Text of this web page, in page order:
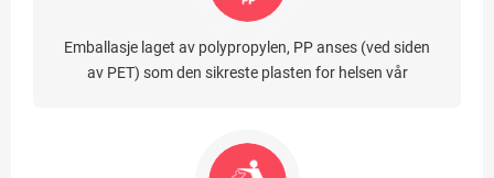
Emballasje laget av polypropylen, PP anses (ved siden
av PET) som den sikreste plasten for helsen vår